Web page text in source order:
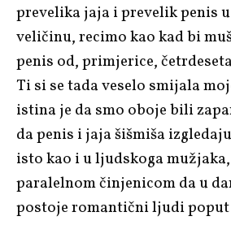
prevelika jaja i prevelik penis
veličinu, recimo kao kad bi
penis od, primjerice,
Ti si se tada veselo smijala
istina je da smo oboje bili
da penis i jaja šišmiša
isto kao i u ljudskoga
paralelnom činjenicom da u
postoje romantični ljudi poput